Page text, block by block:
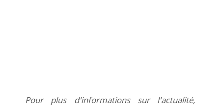
Pour plus d'informations sur l'actualité,